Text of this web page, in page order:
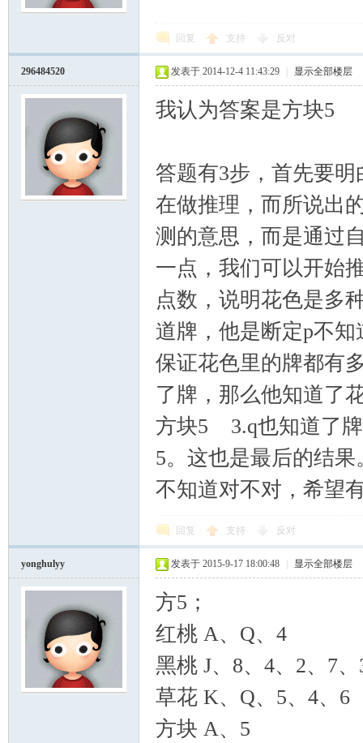
回复 支持 反对
296484520 发表于 2014-12-4 11:43:29 显示全部楼层
我认为答案是方块5
答题有3步，首先要
在做推理，而所说出
测的意思，而是通过
一点，我们可以开始
点数，说明花色是多
道牌，他是断定p不
保证花色里的牌都有
了牌，那么他知道了
方块5 3.q也知道了
5。这也是最后的结果
不知道对不对，希望
回复 支持 反对
yonghulyy 发表于 2015-9-17 18:00:48 显示全部楼层
方5；
红桃 A、Q、4
黑桃 J、8、4、2、7、
草花 K、Q、5、4、6
方块 A、5